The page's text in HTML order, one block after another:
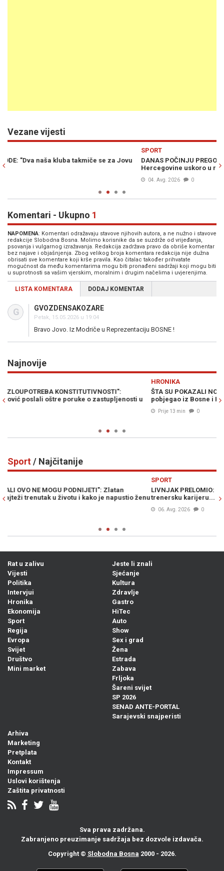
Vezane vijesti
DANAS POČINJU PREGOVORI: Reprezentativac Bosne i
Komentari - Ukupno 1
NAPOMENA: Komentari odražavaju stavove njihovih autora, a ne nužno i stavove
redakcije Slobodna Bosna. Molimo korisnike da se suzdrže od vrijeđanja,
psovanja i vulgarnog izražavanja. Redakcija zadržava pravo da obriše komentar
bez najave i objašnjenja. Zbog velikog broja komentara redakcija nije dužna
obrisati sve komentare koji krše pravila. Kao čitalac također prihvatate
mogućnost da među komentarima mogu biti pronađeni sadržaji koji mogu biti
u suprotnosti sa vašim vjerskim, moralnim i drugim načelima i uvjerenjima.
LISTA KOMENTARA DODAJ KOMENTAR
G GVOZDENSAKOZARE
Petak, 15.05.2026 u 19:04
Bravo Jovo. Iz Modriče u Reprezentaciju BOSNE !
Najnovije
ŠTA SU POKAZALI NOVI OBAVJEŠTAJNI PODACI: Je li Đorđe Ždrale
pobjegao iz Bosne i Hercegovine?
Sport/ Najčitanije
LIVNJAK PRELOMIO: Otkriveno gdje Zlato Dalić nastavlja
trenersku karijeru...
Rat u zalivu
Vijesti
Politika
Intervjui
Hronika
Ekonomija
Sport
Regija
Evropa
Svijet
Društvo
Mini market
Jeste li znali
Sjećanje
Kultura
Zdravlje
Gastro
HiTec
Auto
Show
Sex i grad
Žena
Estrada
Zabava
Frljoka
Šareni svijet
SP 2026
SENAD ANTE-PORTAL
Sarajevski snajperisti
Arhiva
Marketing
Pretplata
Kontakt
Impressum
Uslovi korištenja
Zaštita privatnosti
Sva prava zadržana.
Zabranjeno preuzimanje sadržaja bez dozvole izdavača.
Copyright © Slobodna Bosna 2000 - 2026.